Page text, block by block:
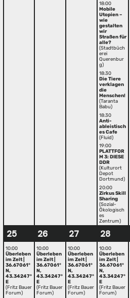
18:00
Mobile
Utopien –
wie
gestalten
wir
Straßen für
alle?
(Stadtbüch
erei
Querenbur
g)
18:30
Die Tiere
verklagen
die
Menschen!
(Taranta
Babu)
18:30
Anti-
ableistisch
es Cafe
(Fluid)
19:00
PLATTFOR
M 3: DIESE
DDR
(Kulturort
Depot
Dortmund)
20:00
Zirkus Skill
Sharing
(Sozial-
Ökologisch
es
Zentrum)
25
10:00
Überleben
im Zelt |
36.67061°
N,
43.34247°
E
(Fritz Bauer
Forum)
26
10:00
Überleben
im Zelt |
36.67061°
N,
43.34247°
E
(Fritz Bauer
Forum)
27
10:00
Überleben
im Zelt |
36.67061°
N,
43.34247°
E
(Fritz Bauer
Forum)
28
10:00
Überleben
im Zelt |
36.67061°
N,
43.34247°
E
(Fritz Bauer
Forum)